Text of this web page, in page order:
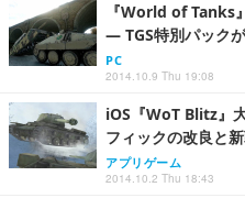
『World of Tanks
― TGS特別パック
PC
2014.10.9 Thu 19:08
iOS『WoT Blitz』
フィックの改良と
アプリゲーム
2014.10.2 Thu 18:43